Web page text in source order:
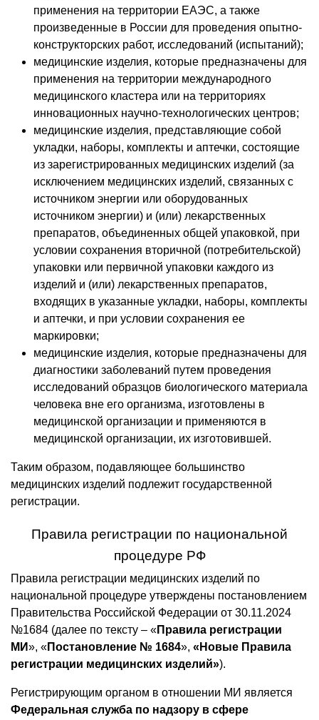
применения на территории ЕАЭС, а также
произведенные в России для проведения опытно-
конструкторских работ, исследований (испытаний);
медицинские изделия, которые предназначены для
применения на территории международного
медицинского кластера или на территориях
инновационных научно-технологических центров;
медицинские изделия, представляющие собой
укладки, наборы, комплекты и аптечки, состоящие
из зарегистрированных медицинских изделий (за
исключением медицинских изделий, связанных с
источником энергии или оборудованных
источником энергии) и (или) лекарственных
препаратов, объединенных общей упаковкой, при
условии сохранения вторичной (потребительской)
упаковки или первичной упаковки каждого из
изделий и (или) лекарственных препаратов,
входящих в указанные укладки, наборы, комплекты
и аптечки, и при условии сохранения ее
маркировки;
медицинские изделия, которые предназначены для
диагностики заболеваний путем проведения
исследований образцов биологического материала
человека вне его организма, изготовлены в
медицинской организации и применяются в
медицинской организации, их изготовившей.
Таким образом, подавляющее большинство
медицинских изделий подлежит государственной
регистрации.
Правила регистрации по национальной
процедуре РФ
Правила регистрации медицинских изделий по
национальной процедуре утверждены постановлением
Правительства Российской Федерации от 30.11.2024
№1684 (далее по тексту – «Правила регистрации
МИ», «Постановление № 1684», «Новые Правила
регистрации медицинских изделий»).
Регистрирующим органом в отношении МИ является
Федеральная служба по надзору в сфере